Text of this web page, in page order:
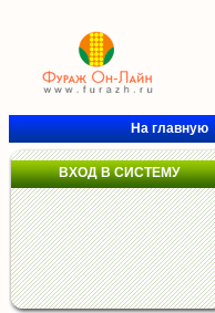
На главную
ВХОД В СИСТЕМУ